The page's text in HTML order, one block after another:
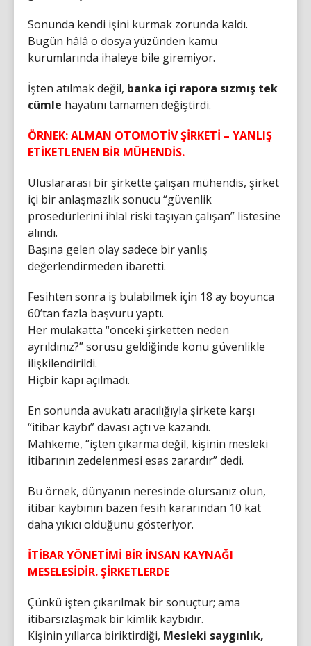
Sonunda kendi işini kurmak zorunda kaldı.
Bugün hâlâ o dosya yüzünden kamu
kurumlarında ihaleye bile giremiyor.
İşten atılmak değil, banka içi rapora sızmış tek
cümle hayatını tamamen değiştirdi.
ÖRNEK: ALMAN OTOMOTİV ŞİRKETİ – YANLIŞ
ETİKETLENEN BİR MÜHENDİS.
Uluslararası bir şirkette çalışan mühendis, şirket
içi bir anlaşmazlık sonucu “güvenlik
prosedürlerini ihlal riski taşıyan çalışan” listesine
alındı.
Başına gelen olay sadece bir yanlış
değerlendirmeden ibaretti.
Fesihten sonra iş bulabilmek için 18 ay boyunca
60’tan fazla başvuru yaptı.
Her mülakatta “önceki şirketten neden
ayrıldınız?” sorusu geldiğinde konu güvenlikle
ilişkilendirildi.
Hiçbir kapı açılmadı.
En sonunda avukatı aracılığıyla şirkete karşı
“itibar kaybı” davası açtı ve kazandı.
Mahkeme, “işten çıkarma değil, kişinin mesleki
itibarının zedelenmesi esas zarardır” dedi.
Bu örnek, dünyanın neresinde olursanız olun,
itibar kaybının bazen fesih kararından 10 kat
daha yıkıcı olduğunu gösteriyor.
İTİBAR YÖNETİMİ BİR İNSAN KAYNAĞI
MESELESİDİR. ŞİRKETLERDE
Çünkü işten çıkarılmak bir sonuçtur; ama
itibarsızlaşmak bir kimlik kaybıdır.
Kişinin yıllarca biriktirdiği, Mesleki saygınlık,